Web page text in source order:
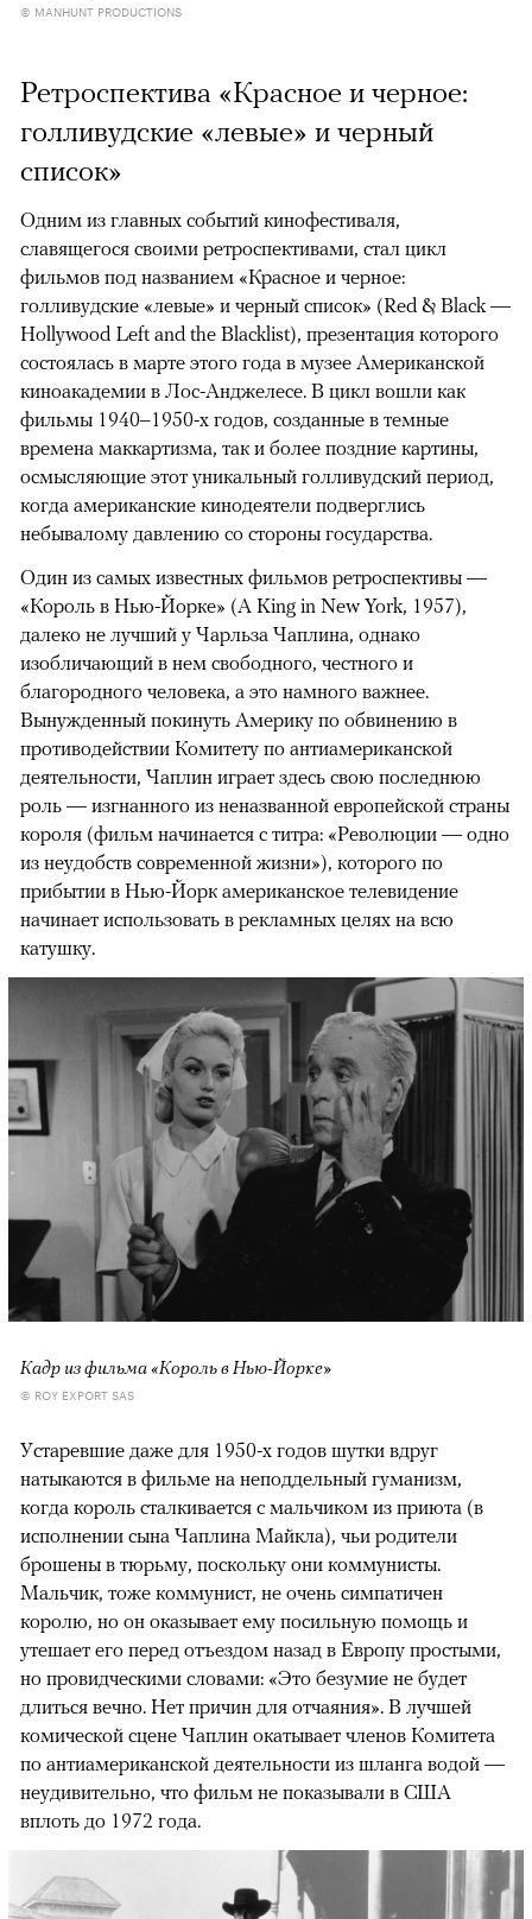
© MANHUNT PRODUCTIONS
Ретроспектива «Красное и черное:
голливудские «левые» и черный
список»
Одним из главных событий кинофестиваля,
славящегося своими ретроспективами, стал цикл
фильмов под названием «Красное и черное:
голливудские «левые» и черный список» (Red & Black —
Hollywood Left and the Blacklist), презентация которого
состоялась в марте этого года в музее Американской
киноакадемии в Лос-Анджелесе. В цикл вошли как
фильмы 1940–1950-х годов, созданные в темные
времена маккартизма, так и более поздние картины,
осмысляющие этот уникальный голливудский период,
когда американские кинодеятели подверглись
небывалому давлению со стороны государства.
Один из самых известных фильмов ретроспективы —
«Король в Нью-Йорке» (A King in New York, 1957),
далеко не лучший у Чарльза Чаплина, однако
изобличающий в нем свободного, честного и
благородного человека, а это намного важнее.
Вынужденный покинуть Америку по обвинению в
противодействии Комитету по антиамериканской
деятельности, Чаплин играет здесь свою последнюю
роль — изгнанного из неназванной европейской страны
короля (фильм начинается с титра: «Революции — одно
из неудобств современной жизни»), которого по
прибытии в Нью-Йорк американское телевидение
начинает использовать в рекламных целях на всю
катушку.
Кадр из фильма «Король в Нью-Йорке»
© ROY EXPORT SAS
Устаревшие даже для 1950-х годов шутки вдруг
натыкаются в фильме на неподдельный гуманизм,
когда король сталкивается с мальчиком из приюта (в
исполнении сына Чаплина Майкла), чьи родители
брошены в тюрьму, поскольку они коммунисты.
Мальчик, тоже коммунист, не очень симпатичен
королю, но он оказывает ему посильную помощь и
утешает его перед отъездом назад в Европу простыми,
но провидческими словами: «Это безумие не будет
длиться вечно. Нет причин для отчаяния». В лучшей
комической сцене Чаплин окатывает членов Комитета
по антиамериканской деятельности из шланга водой —
неудивительно, что фильм не показывали в США
вплоть до 1972 года.